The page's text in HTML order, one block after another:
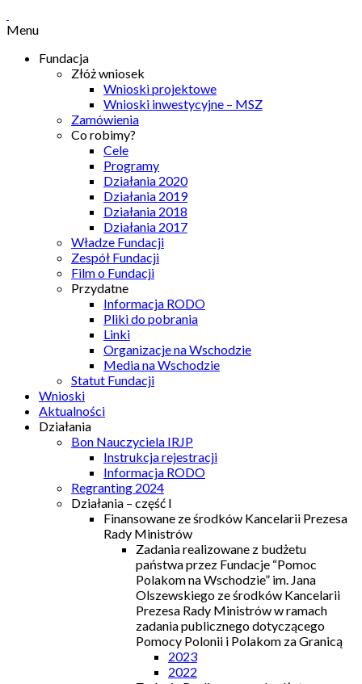
Menu
Fundacja
Złóż wniosek
Wnioski projektowe
Wnioski inwestycyjne – MSZ
Zamówienia
Co robimy?
Cele
Programy
Działania 2020
Działania 2019
Działania 2018
Działania 2017
Władze Fundacji
Zespół Fundacji
Film o Fundacji
Przydatne
Informacja RODO
Pliki do pobrania
Linki
Organizacje na Wschodzie
Media na Wschodzie
Statut Fundacji
Wnioski
Aktualności
Działania
Bon Nauczyciela IRJP
Instrukcja rejestracji
Informacja RODO
Regranting 2024
Działania – część I
Finansowane ze środków Kancelarii Prezesa
Rady Ministrów
Zadania realizowane z budżetu
państwa przez Fundacje “Pomoc
Polakom na Wschodzie” im. Jana
Olszewskiego ze środków Kancelarii
Prezesa Rady Ministrów w ramach
zadania publicznego dotyczącego
Pomocy Polonii i Polakom za Granicą
2023
2022